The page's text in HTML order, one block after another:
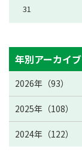
31
年別アーカイブ
2026年（93）
2025年（108）
2024年（122）